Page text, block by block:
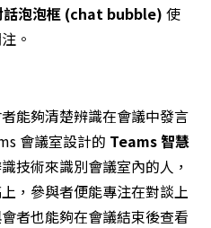
泡泡框(chat bubble) 使
。
能夠清楚辨識在會議中發言
會議室設計的 Teams 智慧
技術來識別會議室內的人，
，參與者便能專注在對談上
者也能夠在會議結束後查看